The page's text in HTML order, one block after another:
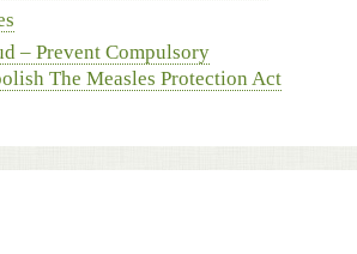
– Prevent Compulsory
The Measles Protection Act